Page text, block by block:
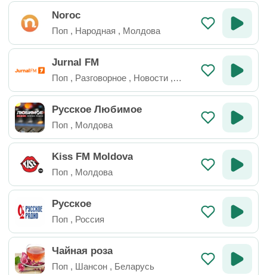
Noroc
Поп , Народная , Молдова
Jurnal FM
Поп , Разговорное , Новости ,
Молдова
Русское Любимое
Поп , Молдова
Kiss FM Moldova
Поп , Молдова
Русское
Поп , Россия
Чайная роза
Поп , Шансон , Беларусь